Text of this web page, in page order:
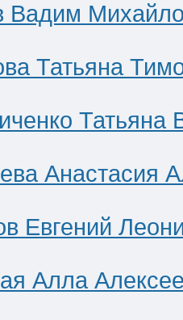
Вадим
Татьяна
Татьяна
Анастасия
Евгений
Алла